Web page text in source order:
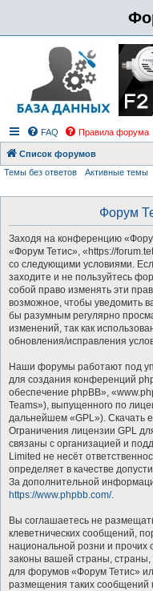
FAQ Правила форума
Список форумов
Темы без ответов
Активные темы
Форум
Заходя на конференцию
«Форум Тетис», «https://
со следующими условиями.
заходите и не пользуйтесь
собой право изменять эти
возможное, чтобы уведомить
бы разумным регулярно
изменений, так как
обновления/исправления
Наши форумы работают под
для создания конференций
обеспечение phpBB»,
Teams»), выпущенного по
дальнейшем «GPL»). Скачать
Ограничения лицензии GPL
связаны с организацией и
Limited не несёт
определяет в качестве
За дополнительной
https://www.phpbb.com/.
Вы соглашаетесь не
клеветнических сообщений,
национальной розни и прочих
законы вашей страны, страны,
для форумов «Форум Тетис»
размещения таких сообщений